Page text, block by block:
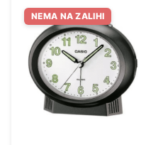
NEMA NA ZALIHI